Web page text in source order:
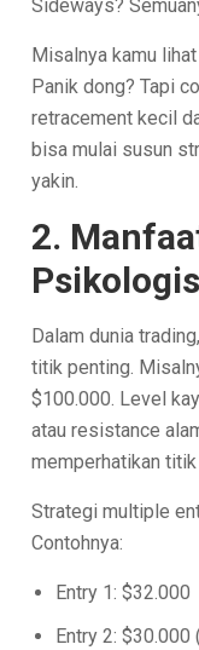
Sideways?
Misalnya kamu
Panik dong? Tapi
retracement kecil
bisa mulai susun
yakin.
2.
Psikologis
Dalam dunia
titik penting.
$100.000. Level
atau resistance
memperhatikan
Strategi multiple
Contohnya:
Entry 1: $32.000
Entry 2: